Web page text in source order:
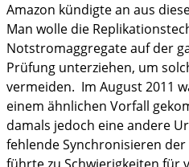
Amazon kündigte an aus
Man wolle die
Notstromaggregate auf der
Prüfung unterziehen, um
vermeiden. Im August 2011
einem ähnlichen Vorfall
damals jedoch eine andere
fehlende Synchronisieren